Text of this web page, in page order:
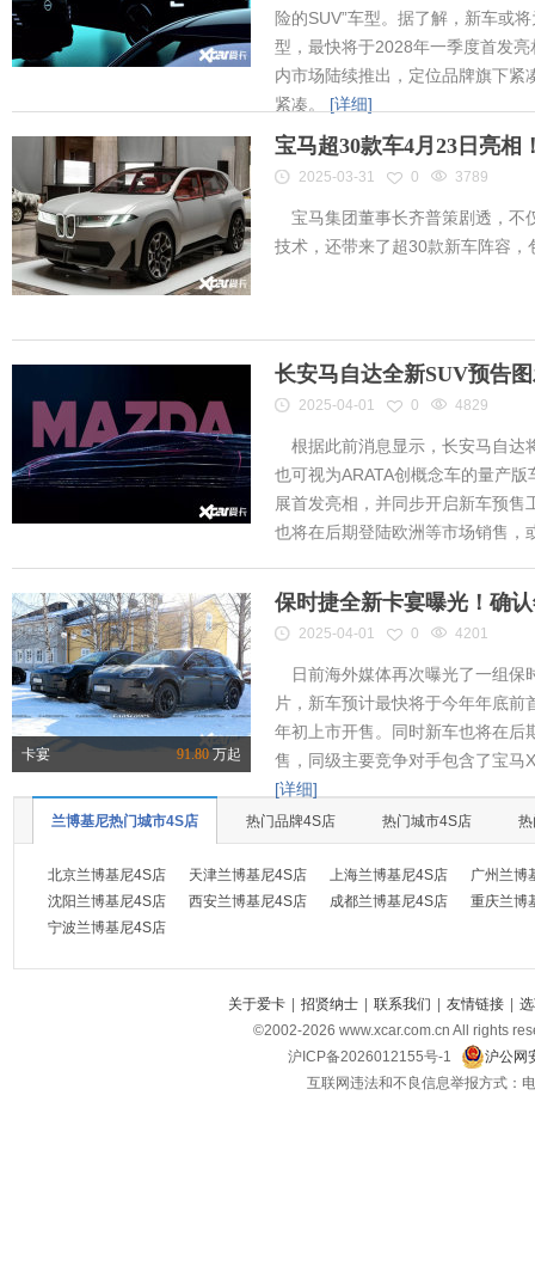
险的SUV”车型。据了解，新车或
型，最快将于2028年一季度首发
内市场陆续推出，定位品牌旗下紧
紧凑。 [详细]
宝马超30款车4月23日亮
2025-03-31 0 3789
宝马集团董事长齐普策剧透，不
技术，还带来了超30款新车阵容
长安马自达全新SUV预告
2025-04-01 0 4829
根据此前消息显示，长安马自达
也可视为ARATA创概念车的量产
展首发亮相，并同步开启新车预售
也将在后期登陆欧洲等市场销售，
卡宴 91.80万起
保时捷全新卡宴曝光！确
2025-04-01 0 4201
日前海外媒体再次曝光了一组保
片，新车预计最快将于今年年底
年初上市开售。同时新车也将在后
售，同级主要竞争对手包含了宝马
[详细]
兰博基尼热门城市4S店 热门品牌4S店 热门城市4S店
北京兰博基尼4S店 天津兰博基尼4S店 上海兰博基尼4S店
广州兰博
沈阳兰博基尼4S店
西安兰博基尼4S店 成都兰博基尼4S店
重庆兰博
宁波兰博基尼4S店
关于爱卡 | 招贤纳士 | 联系我们 | 友情链接 |
©2002-2026 www.xcar.com.cn All rights
沪ICP备2026012155号-1
沪公网
互联网违法和不良信息举报方式：